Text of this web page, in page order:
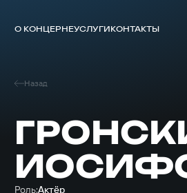
О КОНЦЕРНЕУСЛУГИКОНТАКТЫ
Назад
Роль:Актёр